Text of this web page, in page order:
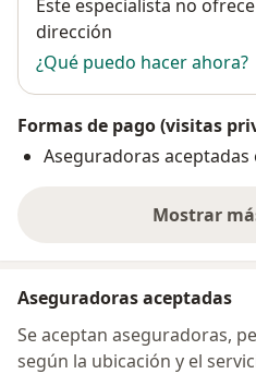
Este especialista no
dirección
¿Qué puedo hacer ahora?
Formas de pago (visitas
Aseguradoras aceptadas
Mostrar
Aseguradoras aceptadas
Se aceptan aseguradoras,
según la ubicación y el